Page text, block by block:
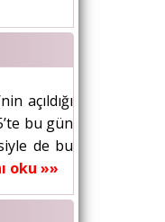
açıldığı
bu gün
de bu
oku »»